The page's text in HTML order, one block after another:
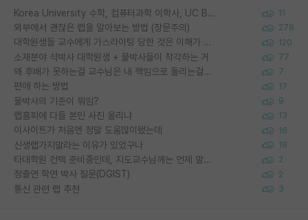
Korea University 수학, 컴퓨터과학 이학사, UC Berkeley 산업공학 대학원 공학박사가 되는 것은 쉽지 않겠죠? 11
외부에서 괜찮은 랩을 알아보는 방법 (장문주의) 278
대학원생들 교수에게 가스라이팅 당한 것은 이해가 갑니다. 안타깝네요. 120
소재분야 석박사 대학원생 + 물박사들이 착각하는 거 77
왜 후배가 못하는걸 교수님은 내 책임으로 돌리는걸까요? 7
편애 하는 방법 17
물박사의 기준이 뭐임? 9
랩홈피에 다들 본인 사진 올리냐 13
이사이트가 처음엔 정말 도움많이됐는데 16
신생랩가지말라는 이유가 있었구나 19
타대학원 컨텍 준비중인데, 지도교수님께는 언제 말씀드려야 할까요? 2
정출연 학연 박사 질문(DGIST) 2
통신 관련 랩 추천 3